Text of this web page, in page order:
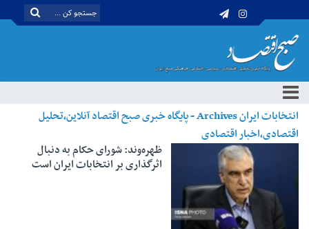
انتخابات ایران Archives - پایگاه خبری صبح اقتصاد آنلاین،تحلیل
اقتصادی،اخبار اقتصادی
ظهره‌وند: شورای حکام به دنبال
اثرگذاری بر انتخابات ایران است